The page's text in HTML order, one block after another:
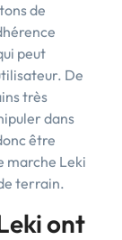
de
peut
De
très
dans
être
marche Leki
terrain.
ont